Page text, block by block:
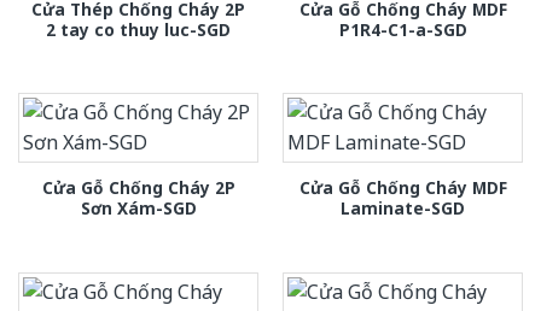
Cửa Thép Chống Cháy 2P
2 tay co thuy luc-SGD
Cửa Gỗ Chống Cháy MDF
P1R4-C1-a-SGD
Cửa Gỗ Chống Cháy 2P
Sơn Xám-SGD
Cửa Gỗ Chống Cháy MDF
Laminate-SGD